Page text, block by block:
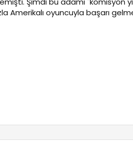
Amerikalı oyuncuyla başarı